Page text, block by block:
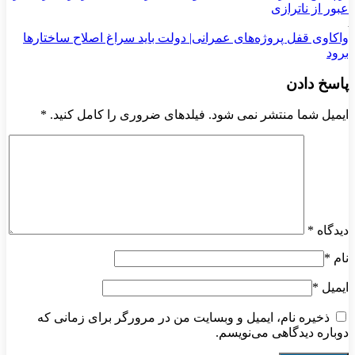
عبور از ناترازی
واکاوی قفل پروژه‌های عمرانی| دولت باید سراغ اصلاح ساختارها
برود
پاسخ دادن
ایمیل شما منتشر نمی شود. فیلدهای ضروری را کامل کنید. *
دیدگاه *
نام *
ایمیل *
ذخیره نام، ایمیل و وبسایت من در مرورگر برای زمانی که
دوباره دیدگاهی می‌نویسم.